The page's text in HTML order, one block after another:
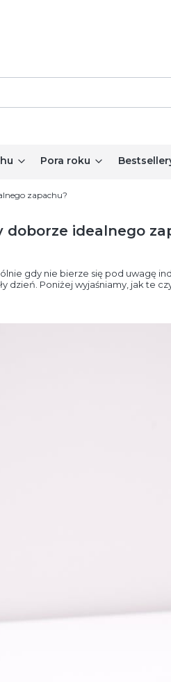
Pora roku
zapachu?
idealnego
gdy nie bierze się pod uwagę
dzień. Poniżej wyjaśniamy, jak te